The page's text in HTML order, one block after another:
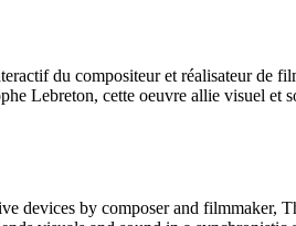
du compositeur et réalisateur de
Lebreton, cette oeuvre allie visuel et
devices by composer and